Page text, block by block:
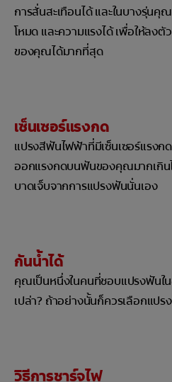
การสั่นสะเทือนได้ และในบางรุ่นคุ
โหมด และความแรงได้ เพื่อให้ลง
ของคุณได้มากที่สุด
เซ็นเซอร์แรงกด
แปรงสีฟันไฟฟ้าที่มีเซ็นเซอร์แรง
ออกแรงกดบนฟันของคุณมากเกิน
บาดเจ็บจากการแปรงฟันนั่นเอง
กันน้ำได้
คุณเป็นหนึ่งในคนที่ชอบแปรงฟันใ
เปล่า? ถ้าอย่างนั้นก็ควรเลือกแป
วิธีการชาร์จไฟ